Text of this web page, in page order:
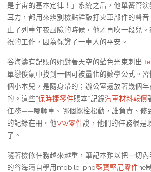
是宇宙的基本定律！」系統之后，他單簧管
耳力，都用來辨別檢點錘敲打火車部件的聲
止了列車年夜風險的時候，他才再吹一段兒
祝的工作，因為保證了一車人的平安。
谷海濤有記賬的她對著天空的藍色光束刺出
單戀傻氣中找到一個可被量化的數學公式。
個小本兒，是隨身帶的；辦公室還放著幾個
的。這些“保時捷零件賬本”記錄汽車材料報價
任務——哪輛車、哪個螺栓松動，誰負責、修
的記錄在冊。他VW零件說，他們的任務很是
了。
隨著檢修任務越來越重，筆記本難以把一切
的谷海濤自學用mobile_pho藍寶堅尼零件ne